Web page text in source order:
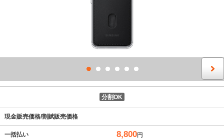
分割OK
現金販売価格/割賦販売価格
一括払い 8,800円